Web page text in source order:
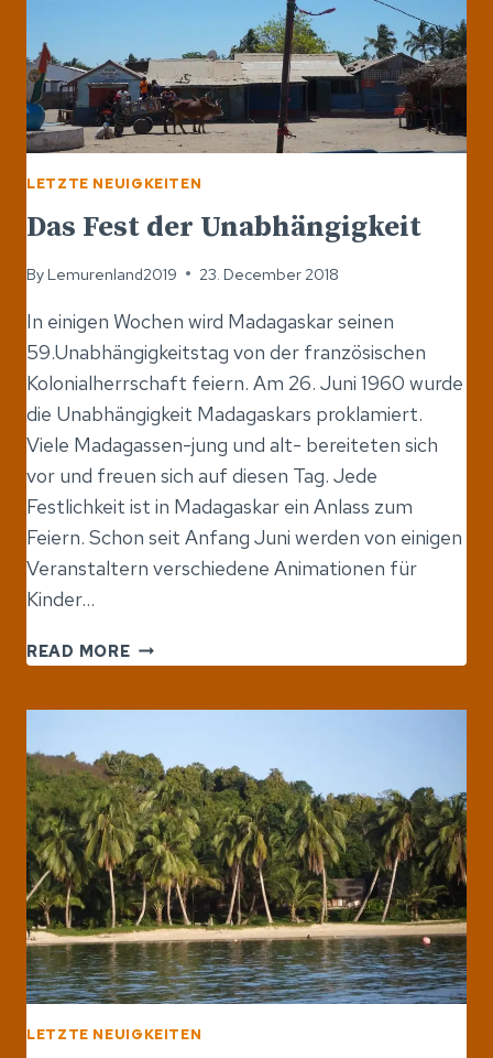
LETZTE NEUIGKEITEN
Das Fest der Unabhängigkeit
By Lemurenland2019 23. December 2018
In einigen Wochen wird Madagaskar seinen
59.Unabhängigkeitstag von der französischen
Kolonialherrschaft feiern. Am 26. Juni 1960 wurde
die Unabhängigkeit Madagaskars proklamiert.
Viele Madagassen-jung und alt- bereiteten sich
vor und freuen sich auf diesen Tag. Jede
Festlichkeit ist in Madagaskar ein Anlass zum
Feiern. Schon seit Anfang Juni werden von einigen
Veranstaltern verschiedene Animationen für
Kinder…
READ MOREDAS
FEST
LETZTE NEUIGKEITEN